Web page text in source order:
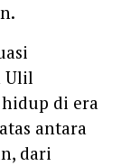
Ulil
di era
antara
dari